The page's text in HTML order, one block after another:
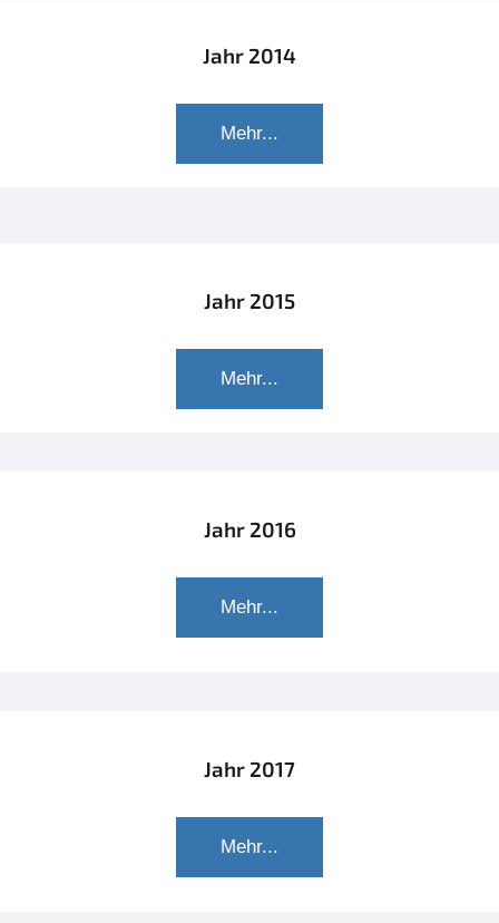
Jahr 2014
Mehr...
Jahr 2015
Mehr...
Jahr 2016
Mehr...
Jahr 2017
Mehr...